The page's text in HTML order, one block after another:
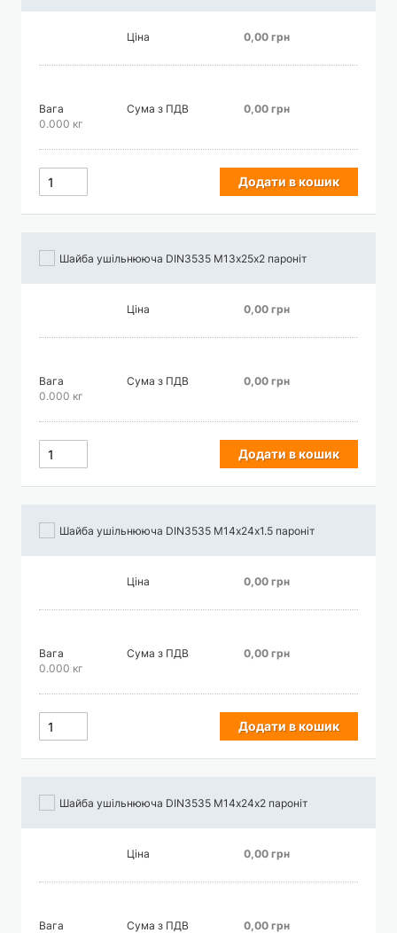
Ціна 0,00 грн
Вага
0.000 кг
Сума з ПДВ 0,00 грн
Додати в кошик
Шайба ушільнююча DIN3535 М13х25х2 пароніт
Ціна 0,00 грн
Вага
0.000 кг
Сума з ПДВ 0,00 грн
Додати в кошик
Шайба ушільнююча DIN3535 М14х24х1.5 пароніт
Ціна 0,00 грн
Вага
0.000 кг
Сума з ПДВ 0,00 грн
Додати в кошик
Шайба ушільнююча DIN3535 М14х24х2 пароніт
Ціна 0,00 грн
Вага
Сума з ПДВ 0,00 грн